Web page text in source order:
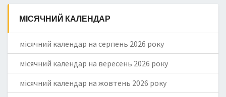
МІСЯЧНИЙ КАЛЕНДАР
місячний календар на серпень 2026 року
місячний календар на вересень 2026 року
місячний календар на жовтень 2026 року